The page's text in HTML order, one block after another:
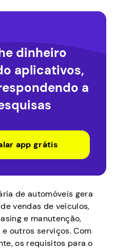
dinheiro
aplicativos,
a
app grátis
de automóveis gera
vendas de veículos,
e manutenção,
outros serviços. Com
os requisitos para o